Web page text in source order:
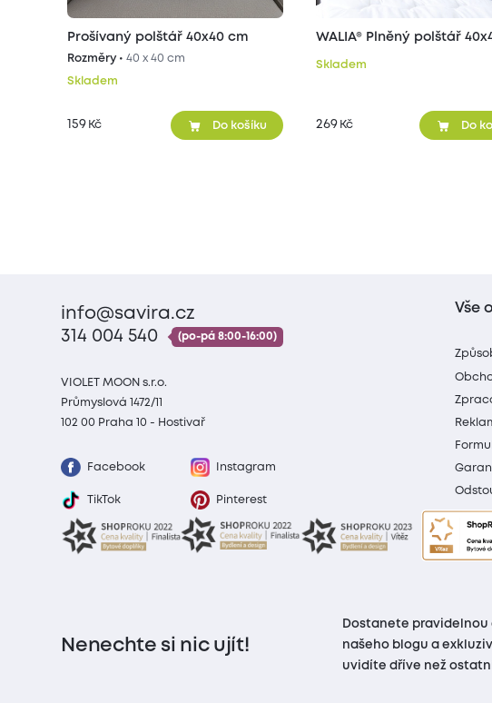
Prošívaný polštář 40x40 cm
Rozměry •40 x 40 cm
Skladem
159 Kč Do košíku
WALIA® Plněný polštář
Skladem
269 Kč Do
info@savira.cz
314 004 540
(po-pá 8:00-16:00)
VIOLET MOON s.r.o.
Průmyslová 1472/11
102 00 Praha 10 - Hostivař
Facebook Instagram
TikTok Pinterest
Vše
Nenechte si nic ujít!
Dostanete pravidelnou
našeho blogu a
uvidíte dříve než